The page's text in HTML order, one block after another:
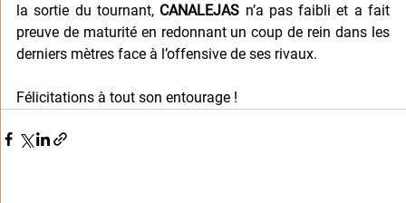
la sortie du tournant, CANALEJAS n’a pas faibli et a fait
preuve de maturité en redonnant un coup de rein dans les
derniers mètres face à l’offensive de ses rivaux.
Félicitations à tout son entourage !